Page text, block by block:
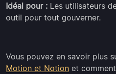
Idéal pour : Les utilisateurs
outil pour tout gouverner.
Vous pouvez en savoir plus
Motion et Notion et